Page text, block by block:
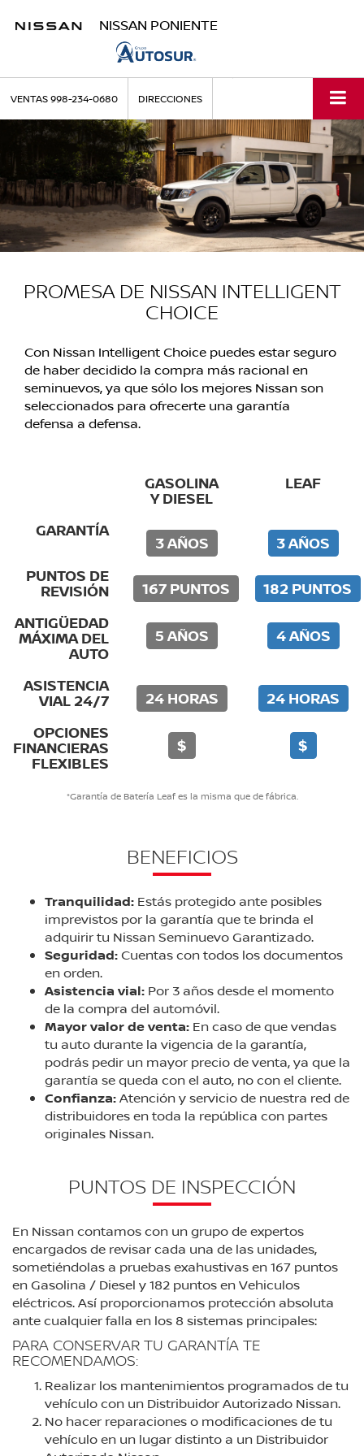
NISSAN PONIENTE
VENTAS998-234-0680 DIRECCIONES
PROMESA DE NISSAN INTELLIGENT
CHOICE
Con Nissan Intelligent Choice puedes estar seguro
de haber decidido la compra más racional en
seminuevos, ya que sólo los mejores Nissan son
seleccionados para ofrecerte una garantía
defensa a defensa.
GASOLINA
Y DIESEL
LEAF
GARANTÍA
3 AÑOS
3 AÑOS
PUNTOS DE
REVISIÓN 167 PUNTOS
182 PUNTOS
ANTIGÜEDAD
MÁXIMA DEL
AUTO
5 AÑOS 4 AÑOS
ASISTENCIA
VIAL 24/7 24 HORAS
24 HORAS
OPCIONES
FINANCIERAS
FLEXIBLES
$ $
*Garantía de Batería Leaf es la misma que de fábrica.
BENEFICIOS
Tranquilidad: Estás protegido ante posibles
imprevistos por la garantía que te brinda el
adquirir tu Nissan Seminuevo Garantizado.
Seguridad:Cuentas con todos los documentos
en orden.
Asistencia vial: Por 3 años desde el momento
de la compra del automóvil.
Mayor valor de venta: En caso de que vendas
tu auto durante la vigencia de la garantía,
podrás pedir un mayor precio de venta, ya que la
garantía se queda con el auto, no con el cliente.
Confianza:Atención y servicio de nuestra red de
distribuidores en toda la república con partes
originales Nissan.
PUNTOS DE INSPECCIÓN
En Nissan contamos con un grupo de expertos
encargados de revisar cada una de las unidades,
sometiéndolas a pruebas exahustivas en 167 puntos
en Gasolina / Diesel y 182 puntos en Vehiculos
eléctricos. Así proporcionamos protección absoluta
ante cualquier falla en los 8 sistemas principales:
PARA CONSERVAR TU GARANTÍA TE
RECOMENDAMOS:
Realizar los mantenimientos programados de tu
vehículo con un Distribuidor Autorizado Nissan.
No hacer reparaciones o modificaciones de tu
vehículo en un lugar distinto a un Distribuidor